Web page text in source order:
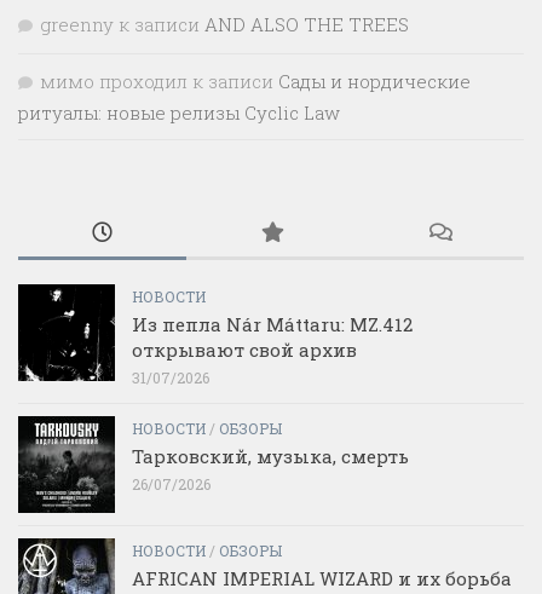
greenny к записи AND ALSO THE TREES
мимо проходил к записи Сады и нордические
ритуалы: новые релизы Cyclic Law
НОВОСТИ
Из пепла Nár Máttaru: MZ.412
открывают свой архив
31/07/2026
НОВОСТИ / ОБЗОРЫ
Тарковский, музыка, смерть
26/07/2026
НОВОСТИ / ОБЗОРЫ
AFRICAN IMPERIAL WIZARD и их борьба